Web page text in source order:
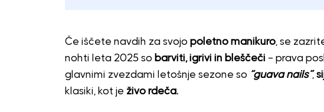
Če iščete navdih za svojo poletno manikuro, se
nohti leta 2025 so barviti, igrivi in bleščeči – prava
glavnimi zvezdami letošnje sezone so “guava nails”,
klasiki, kot je živo rdeča.